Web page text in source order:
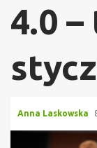
4.0
Anna Laskowska